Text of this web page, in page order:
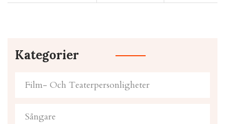
Kategorier
Film- Och Teaterpersonligheter
Sångare